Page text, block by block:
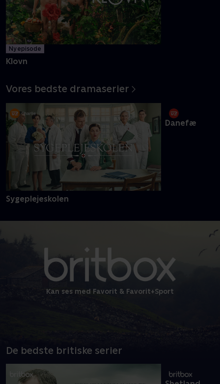
Ny episode
Klovn
Vores bedste dramaserier
Sygeplejeskolen
Danefæ
Kan ses med Favorit & Favorit+Sport
De bedste britiske serier